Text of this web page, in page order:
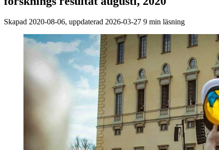
Skapad 2020-08-06, uppdaterad 2026-03-27 9 min läsning